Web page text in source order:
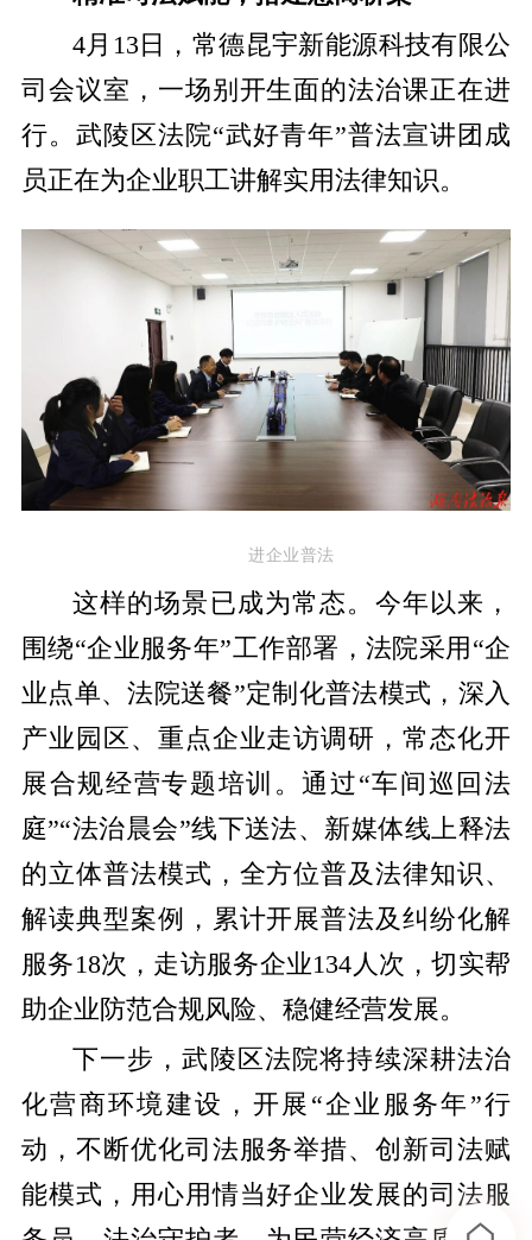
4月13日，常德昆宇新能源科技有限公
司会议室，一场别开生面的法治课正在进
行。武陵区法院“武好青年”普法宣讲团成
员正在为企业职工讲解实用法律知识。
进企业普法
这样的场景已成为常态。今年以来，
围绕“企业服务年”工作部署，法院采用“企
业点单、法院送餐”定制化普法模式，深入
产业园区、重点企业走访调研，常态化开
展合规经营专题培训。通过“车间巡回法
庭”“法治晨会”线下送法、新媒体线上释法
的立体普法模式，全方位普及法律知识、
解读典型案例，累计开展普法及纠纷化解
服务18次，走访服务企业134人次，切实帮
助企业防范合规风险、稳健经营发展。
下一步，武陵区法院将持续深耕法治
化营商环境建设，开展“企业服务年”行
动，不断优化司法服务举措、创新司法赋
能模式，用心用情当好企业发展的司法服